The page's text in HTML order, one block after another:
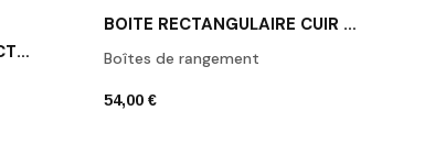
PATÈRE NOIRE CONTRACT CT HAK1 DECOR WALTHER
BOÎTE RECTANGULAIRE CUIR BLANC BROWNIE BOD2
Boîtes de rangement
54,00 €